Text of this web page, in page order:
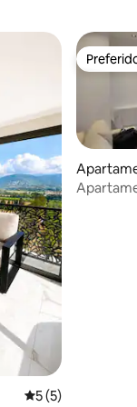
5 de uma
5 (5)